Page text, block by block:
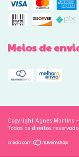
Meios de
Copyright Agnes Martins
Todos os direitos